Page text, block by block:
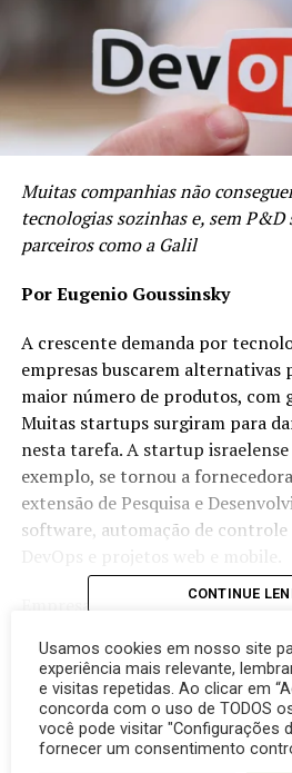
Muitas companhias não
tecnologias sozinhas e, sem
parceiros como a Galil
Por Eugenio Goussinsky
A crescente demanda por
empresas buscarem alternativas
maior número de produtos, com
Muitas startups surgiram para
nesta tarefa. A startup
exemplo, se tornou a
extensão de Pesquisa e
software, automação de controle
Empresas como a Galil, com
é cada vez mais acelerado. E
companhias não conseguem
sozinhas e se perdem quando
suficiente para a mudança.
CONTINUE
VOCÊ PODE
CLICK PARA
Usamos cookies em nosso site
experiência mais relevante,
e visitas repetidas. Ao clicar em
concorda com o uso de TODOS
você pode visitar "Configurações
fornecer um consentimento